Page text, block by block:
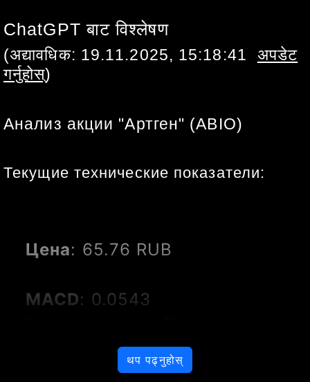
ChatGPT बाट विश्लेषण
(अद्यावधिक: 19.11.2025, 15:18:41
अपडेट
गर्नुहोस्)
Анализ акции "Артген" (ABIO)
Текущие технические показатели:
Цена: 65.76 RUB
MACD: 0.0543
: 53.74 (близко к
थप पढ्नुहोस्